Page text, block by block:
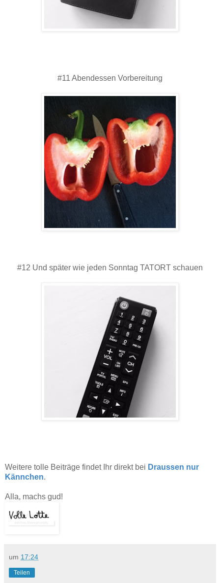
#11 Abendessen Vorbereitung
#12 Und später wie jeden Sonntag TATORT schauen
Weitere tolle Beiträge findet Ihr direkt bei Draussen nur
Kännchen.
Alla, machs gud!
um 17:24
Teilen